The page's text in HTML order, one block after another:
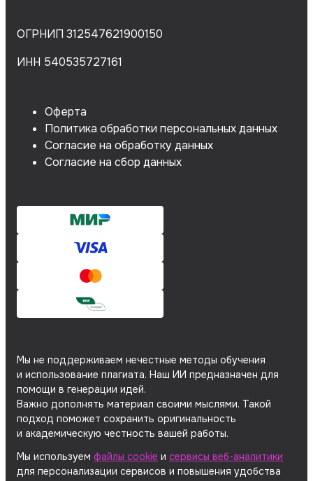
ОГРНИП 312547621900150
ИНН 540535727161
Оферта
Политика обработки персональных данных
Согласие на обработку данных
Согласие на сбор данных
Мы не поддерживаем нечестные методы обучения
и использование плагиата. Наш ИИ предназначен для
помощи в генерации идей.
Важно дополнять материал своими мыслями. Такой
подход поможет сохранить оригинальность
и академическую честность вашей работы.
Мы используем файлы cookie и сервисы веб-аналитики
для персонализации сервисов и повышения удобства